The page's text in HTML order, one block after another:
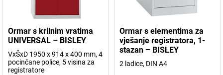
Ormar s krilnim vratima
UNIVERSAL – BISLEY
VxŠxD 1950 x 914 x 400 mm, 4
pocinčane police, 5 visina za
registratore
Ormar s elementima za
vješanje registratora, 1-
stazan – BISLEY
2 ladice, DIN A4